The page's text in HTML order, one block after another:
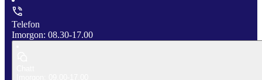
Telefon
Imorgon: 08.30-17.00